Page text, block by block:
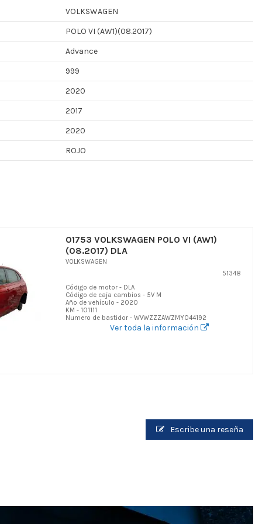
VOLKSWAGEN
POLO VI (AW1)(08.2017)
Advance
999
2020
2017
2020
ROJO
01753 VOLKSWAGEN POLO VI (AW1)
(08.2017) DLA
VOLKSWAGEN
51348
Código de motor - DLA
Código de caja cambios - 5V M
Año de vehículo - 2020
KM - 101111
Numero de bastidor - WVWZZZAWZMY044192
Ver toda la información
Escribe una reseña